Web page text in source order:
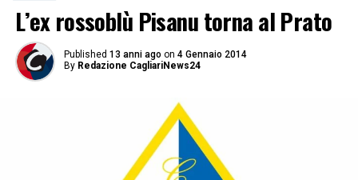
L’ex rossoblù Pisanu torna al Prato
Published 13 anni ago on 4 Gennaio 2014
By Redazione CagliariNews24